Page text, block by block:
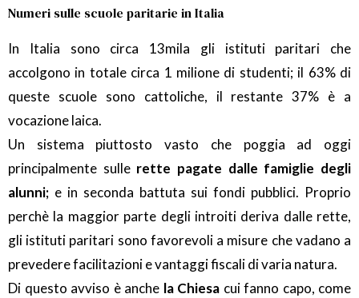
Numeri sulle scuole paritarie in Italia
In Italia sono circa 13mila gli istituti paritari che
accolgono in totale circa 1 milione di studenti; il 63% di
queste scuole sono cattoliche, il restante 37% è a
vocazione laica.
Un sistema piuttosto vasto che poggia ad oggi
principalmente sulle rette pagate dalle famiglie degli
alunni; e in seconda battuta sui fondi pubblici. Proprio
perchè la maggior parte degli introiti deriva dalle rette,
gli istituti paritari sono favorevoli a misure che vadano a
prevedere facilitazioni e vantaggi fiscali di varia natura.
Di questo avviso è anche la Chiesa cui fanno capo, come